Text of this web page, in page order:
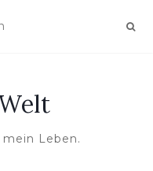
Leben.